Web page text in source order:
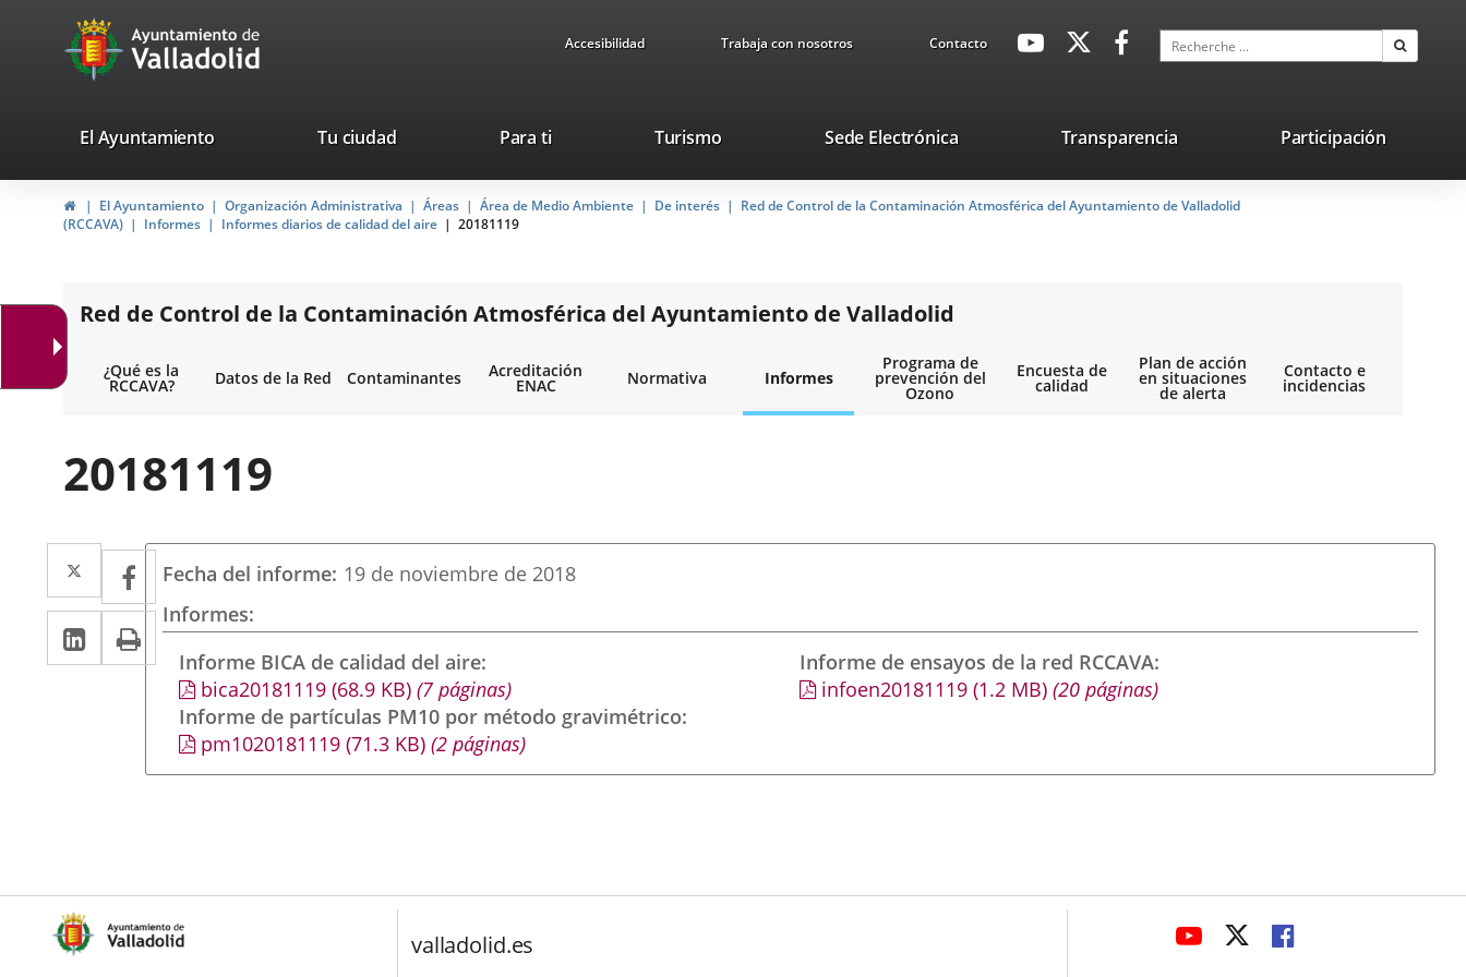
Portal
Web
Ayuntamiento
de
Valladolid
Accesibilidad Trabaja con nosotros ContactoavaHeaderSocial
Enlace
externa.
Enlace
aplicación
externa.
Enlace
aplicación
externa.
Recherche
valladolid.es
El Ayuntamiento Tu ciudad Para ti TurismoEste
se
abrirá
nueva.
Sede ElectrónicaEnlace
una
aplicación
Transparencia Participación
InicioEl Ayuntamiento Organización Administrativa Áreas Área de Medio Ambiente De interés
Red de Control de la Contaminación Atmosférica del Ayuntamiento de Valladolid
(RCCAVA)
Informes Informes diarios de calidad del aire 20181119
Red de Control de la Contaminación Atmosférica del Ayuntamiento de Valladolid
¿Qué es la
RCCAVA? Datos de la Red Contaminantes Acreditación
ENAC Normativa Informes
Programa de
prevención del
Ozono
Encuesta de
calidad
Plan de acción
en situaciones
de alerta
Contacto e
incidencias
20181119
Twitter
Enlace
a
una
aplicación
externa.
Facebook
Enlace
a
una
aplicación
externa.
LinkedIn
Enlace
a
aplicación
externa.
Imprimir
Fecha del informe 19 de noviembre de 2018
Informes
Informe BICA de calidad del aire
bica20181119(68.9 KB)(7 páginas)
Informe de partículas PM10 por método gravimétrico
pm1020181119(71.3 KB)(2 páginas)
Informe de ensayos de la red RCCAVA
infoen20181119 (1.2 MB) (20 páginas)
valladolid.es
ENLACEENLACEENLACE